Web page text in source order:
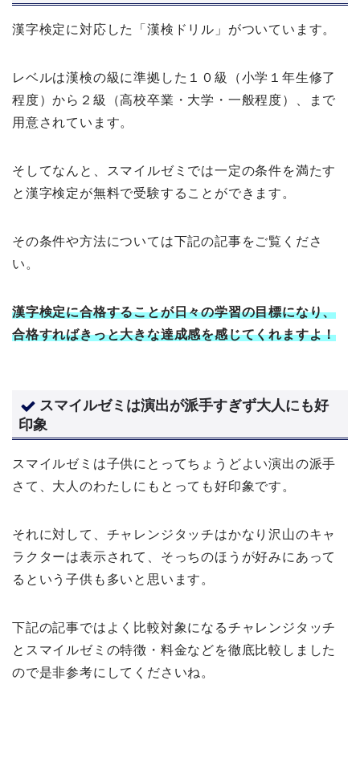
漢字検定に対応した「漢検ドリル」がついています。
レベルは漢検の級に準拠した１０級（小学１年生修了
程度）から２級（高校卒業・大学・一般程度）、まで
用意されています。
そしてなんと、スマイルゼミでは一定の条件を満たす
と漢字検定が無料で受験することができます。
その条件や方法については下記の記事をご覧くださ
い。
漢字検定に合格することが日々の学習の目標になり、
合格すればきっと大きな達成感を感じてくれますよ！
スマイルゼミは演出が派手すぎず大人にも好
印象
スマイルゼミは子供にとってちょうどよい演出の派手
さて、大人のわたしにもとっても好印象です。
それに対して、チャレンジタッチはかなり沢山のキャ
ラクターは表示されて、そっちのほうが好みにあって
るという子供も多いと思います。
下記の記事ではよく比較対象になるチャレンジタッチ
とスマイルゼミの特徴・料金などを徹底比較しました
ので是非参考にしてくださいね。